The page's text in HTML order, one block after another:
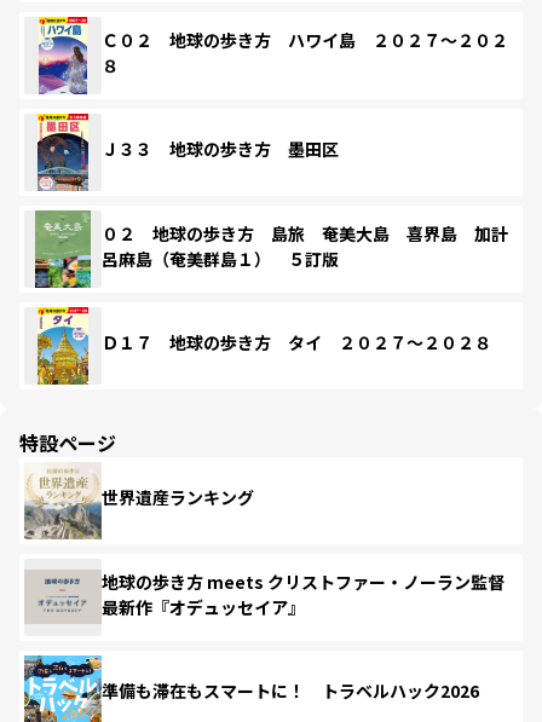
Ｃ０２ 地球の歩き方 ハワイ島 ２０２７～２０２
８
Ｊ３３ 地球の歩き方 墨田区
０２ 地球の歩き方 島旅 奄美大島 喜界島 加計
呂麻島（奄美群島１） ５訂版
Ｄ１７ 地球の歩き方 タイ ２０２７～２０２８
特設ページ
世界遺産ランキング
地球の歩き方 meets クリストファー・ノーラン監督
最新作『オデュッセイア』
準備も滞在もスマートに！ トラベルハック2026